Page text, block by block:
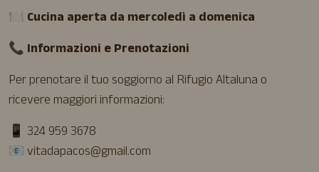
🍽 Cucina aperta da mercoledì a domenica
📞 Informazioni e Prenotazioni
Per prenotare il tuo soggiorno al Rifugio Altaluna o
ricevere maggiori informazioni:
📱 324 959 3678
📧vitadapacos@gmail.com